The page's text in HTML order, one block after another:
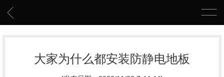
大家为什么都安装防静电地板